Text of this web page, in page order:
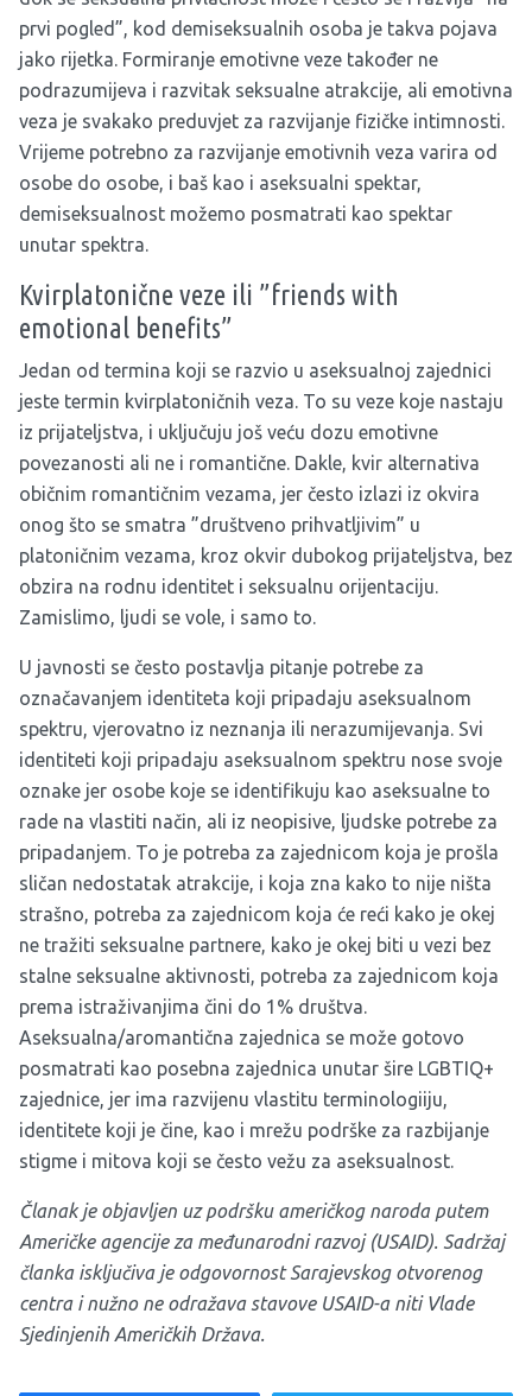
prvi pogled”, kod demiseksualnih osoba je takva pojava
jako rijetka. Formiranje emotivne veze također ne
podrazumijeva i razvitak seksualne atrakcije, ali emotivna
veza je svakako preduvjet za razvijanje fizičke intimnosti.
Vrijeme potrebno za razvijanje emotivnih veza varira od
osobe do osobe, i baš kao i aseksualni spektar,
demiseksualnost možemo posmatrati kao spektar
unutar spektra.
Kvirplatonične veze ili ”friends with
emotional benefits”
Jedan od termina koji se razvio u aseksualnoj zajednici
jeste termin kvirplatoničnih veza. To su veze koje nastaju
iz prijateljstva, i uključuju još veću dozu emotivne
povezanosti ali ne i romantične. Dakle, kvir alternativa
običnim romantičnim vezama, jer često izlazi iz okvira
onog što se smatra ”društveno prihvatljivim” u
platoničnim vezama, kroz okvir dubokog prijateljstva, bez
obzira na rodnu identitet i seksualnu orijentaciju.
Zamislimo, ljudi se vole, i samo to.
U javnosti se često postavlja pitanje potrebe za
označavanjem identiteta koji pripadaju aseksualnom
spektru, vjerovatno iz neznanja ili nerazumijevanja. Svi
identiteti koji pripadaju aseksualnom spektru nose svoje
oznake jer osobe koje se identifikuju kao aseksualne to
rade na vlastiti način, ali iz neopisive, ljudske potrebe za
pripadanjem. To je potreba za zajednicom koja je prošla
sličan nedostatak atrakcije, i koja zna kako to nije ništa
strašno, potreba za zajednicom koja će reći kako je okej
ne tražiti seksualne partnere, kako je okej biti u vezi bez
stalne seksualne aktivnosti, potreba za zajednicom koja
prema istraživanjima čini do 1% društva.
Aseksualna/aromantična zajednica se može gotovo
posmatrati kao posebna zajednica unutar šire LGBTIQ+
zajednice, jer ima razvijenu vlastitu terminologiiju,
identitete koji je čine, kao i mrežu podrške za razbijanje
stigme i mitova koji se često vežu za aseksualnost.
Članak je objavljen uz podršku američkog naroda putem
Američke agencije za međunarodni razvoj (USAID). Sadržaj
članka isključiva je odgovornost Sarajevskog otvorenog
centra i nužno ne odražava stavove USAID-a niti Vlade
Sjedinjenih Američkih Država.